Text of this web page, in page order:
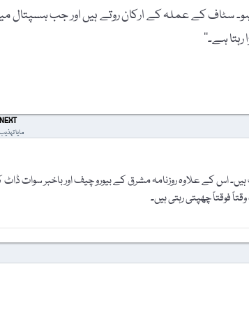
سٹاف کے عملہ کے ارکان روتے ہیں اور جب ہسپتال
ہے۔‘‘
NEXT
مایا تہذیب
اس کے علاوہ روزنامہ مشرق کے بیورو چیف اور باخبر سوات ڈاٹ
فوقتاً چھپتی رہتی ہیں۔